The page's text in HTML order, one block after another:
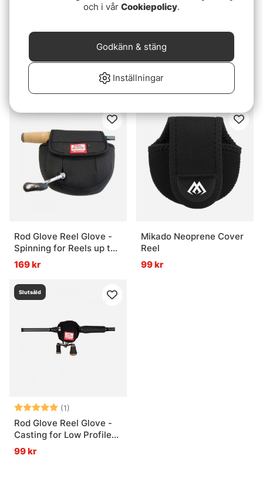
Gunki Reel Cover Spin-M
119 kr
Gunki Reel Cover
8x7x4cm (multi)
Rod Glove Reel Glove -
Spinning for Reels up to
3000
169 kr
Mikado Neoprene Cover
Reel
99 kr
Slutsåld
Betyg: (1)
Rod Glove Reel Glove -
Casting for Low Profile
Reels
99 kr
och i vår Cookiepolicy.
Inställningar
Godkänn & stäng